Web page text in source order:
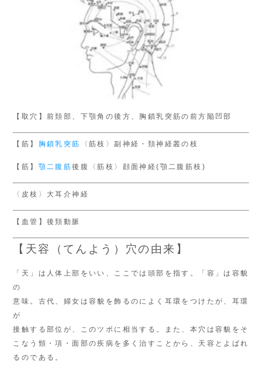
【取穴】前頚部、下顎角の後方、胸鎖乳突筋の前方陥凹部
【筋】 胸鎖乳突筋 〈筋枝〉副神経・頚神経叢の枝
【筋】 顎二腹筋後腹〈筋枝〉顔面神経(顎二腹筋枝)
〈皮枝〉大耳介神経
【血管】後頚動脈
【天容（てんよう）穴の由来】
「天」は人体上部をいい、ここでは頭部を指す。「容」は容貌
の
意味。古代、婦女は容貌を飾るのによく耳環をつけたが、耳環
が
接触する部位が、このツボに相当する。また、本穴は容貌をそ
こなう頸・項・面部の疾病を多く治すことから、天容とよばれ
るのである。